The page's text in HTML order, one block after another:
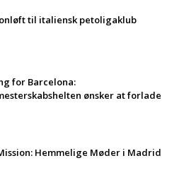
til italiensk petoligaklub
for Barcelona:
ønsker at forlade
Hemmelige Møder i Madrid